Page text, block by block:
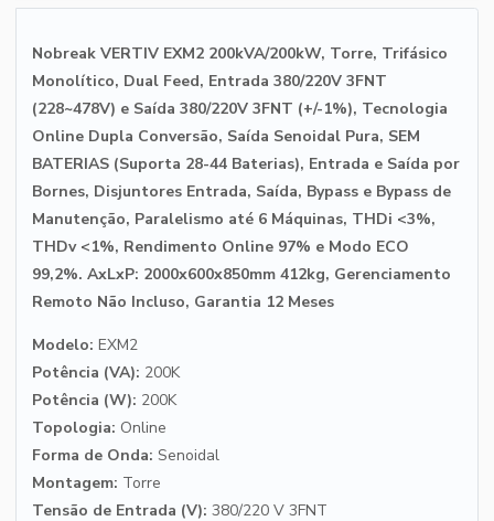
Nobreak VERTIV EXM2 200kVA/200kW, Torre, Trifásico
Monolítico, Dual Feed, Entrada 380/220V 3FNT
(228~478V) e Saída 380/220V 3FNT (+/-1%), Tecnologia
Online Dupla Conversão, Saída Senoidal Pura, SEM
BATERIAS (Suporta 28-44 Baterias), Entrada e Saída por
Bornes, Disjuntores Entrada, Saída, Bypass e Bypass de
Manutenção, Paralelismo até 6 Máquinas, THDi <3%,
THDv <1%, Rendimento Online 97% e Modo ECO
99,2%. AxLxP: 2000x600x850mm 412kg, Gerenciamento
Remoto Não Incluso, Garantia 12 Meses
Modelo: EXM2
Potência (VA): 200K
Potência (W): 200K
Topologia: Online
Forma de Onda: Senoidal
Montagem: Torre
Tensão de Entrada (V): 380/220 V 3FNT